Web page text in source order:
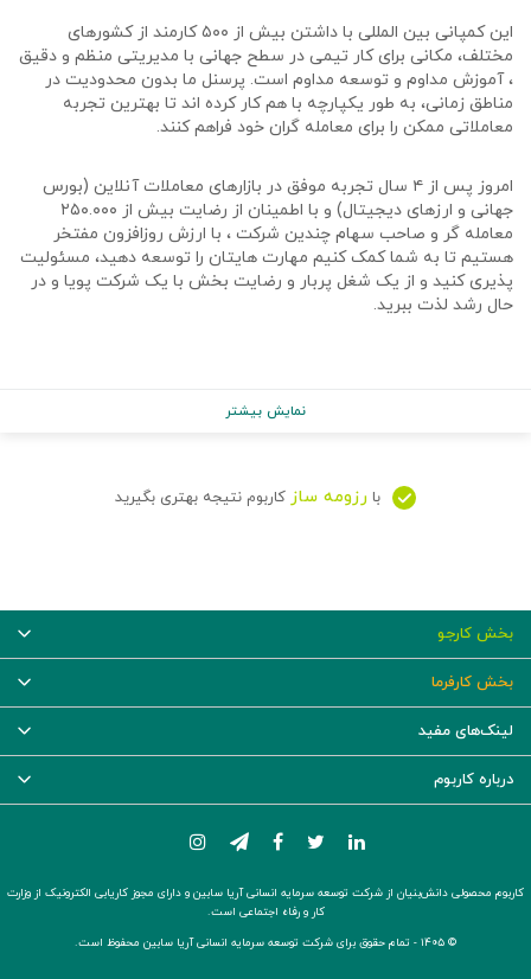
این کمپانی بین المللی با داشتن بیش از ۵۰۰ کارمند از کشورهای
مختلف، مکانی برای کار تیمی در سطح جهانی با مدیریتی منظم و دقیق
، آموزش مداوم و توسعه مداوم است. پرسنل ما بدون محدودیت در
مناطق زمانی، به طور یکپارچه با هم کار کرده اند تا بهترین تجربه
معاملاتی ممکن را برای معامله گران خود فراهم کنند.
امروز پس از ۴ سال تجربه موفق در بازارهای معاملات آنلاین (بورس
جهانی و ارزهای دیجیتال) و با اطمینان از رضایت بیش از ۲۵۰.۰۰۰
معامله گر و صاحب سهام چندین شرکت ، با ارزش روزافزون مفتخر
هستیم تا به شما کمک کنیم مهارت هایتان را توسعه دهید، مسئولیت
پذیری کنید و از یک شغل پربار و رضایت بخش با یک شرکت پویا و در
حال رشد لذت ببرید.
نمایش بیشتر
با رزومه ساز کاربوم نتیجه بهتری بگیرید
بخش کارجو
بخش کارفرما
لینک‌های مفید
درباره کاربوم
کاربوم محصولی دانش‌بنیان از شرکت توسعه سرمایه انسانی آریا سابین و دارای مجوز کاریابی الکترونیک از وزارت
کار و رفاه اجتماعی است.
© ۱۴۰۵ -
تمام حقوق برای شرکت توسعه سرمایه انسانی آریا سابین محفوظ است.